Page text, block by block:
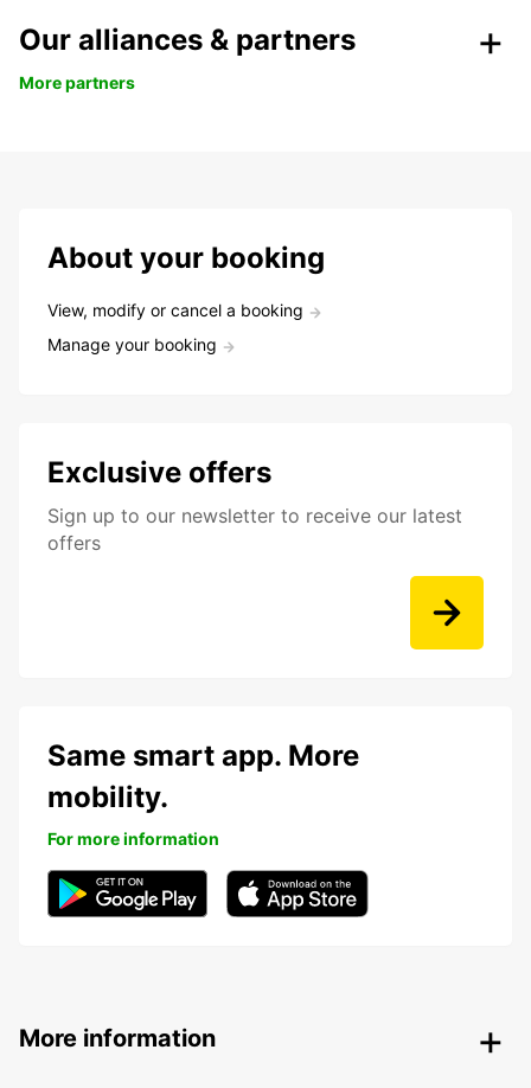
Our alliances & partners
More partners
About your booking
View, modify or cancel a booking
Manage your booking
Exclusive offers
Sign up to our newsletter to receive our latest
offers
Same smart app. More
mobility.
For more information
More information